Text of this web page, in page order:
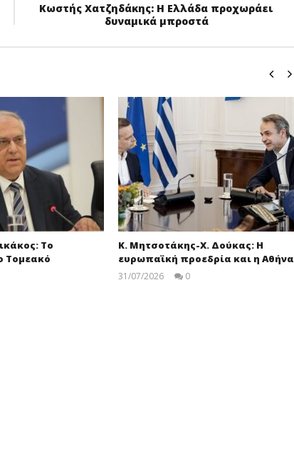
Κωστής Χατζηδάκης: Η Ελλάδα προχωράει
δυναμικά μπροστά
Το
Τομεακό
Κ. Μητσοτάκης-Χ. Δούκας: Η
ευρωπαϊκή προεδρία και η Αθήνα
31/07/2026
0